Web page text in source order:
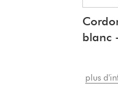
blanc
plus